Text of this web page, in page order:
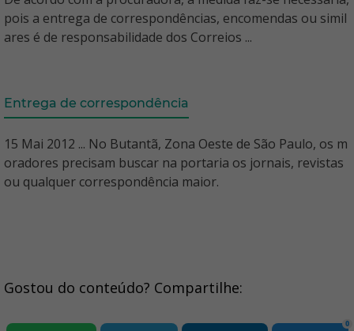
pois a entrega de correspondências, encomendas ou simil
ares é de responsabilidade dos Correios ...
Entrega de correspondência
15 Mai 2012 ... No Butantã, Zona Oeste de São Paulo, os m
oradores precisam buscar na portaria os jornais, revistas
ou qualquer correspondência maior.
Gostou do conteúdo? Compartilhe:
0